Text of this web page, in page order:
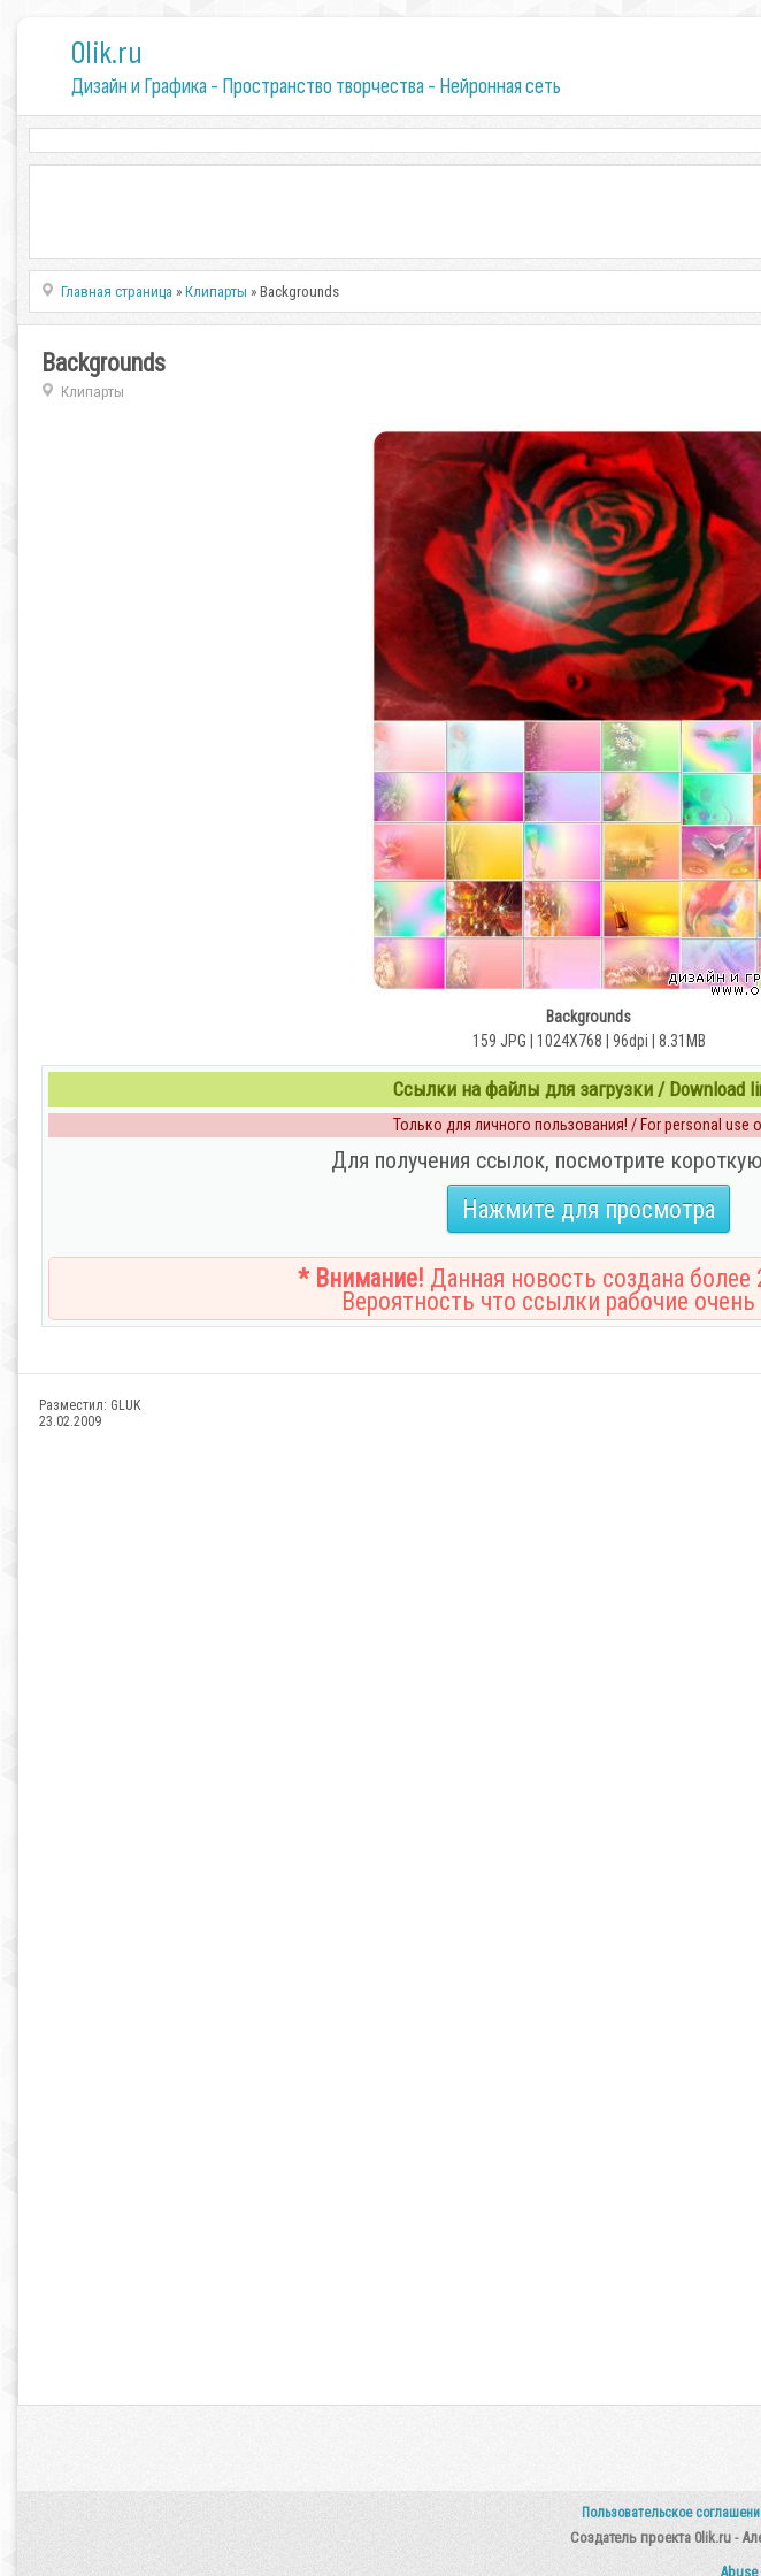
0lik.ru
Дизайн и Графика - Пространство творчества - Нейронная сеть
Главная страница »Клипарты » Backgrounds
Backgrounds
Клипарты
Backgrounds
159 JPG | 1024X768 | 96dpi | 8.31MB
Ссылки на файлы для загрузки / Download
Только для личного пользования! / For personal use
Для получения ссылок, посмотрите
Нажмите для просмотра
* Внимание! Данная новость создана более
Вероятность что ссылки рабочие очень
Разместил: GLUK
23.02.2009
Пользовательское
Создатель проекта 0lik.ru -
Abuse